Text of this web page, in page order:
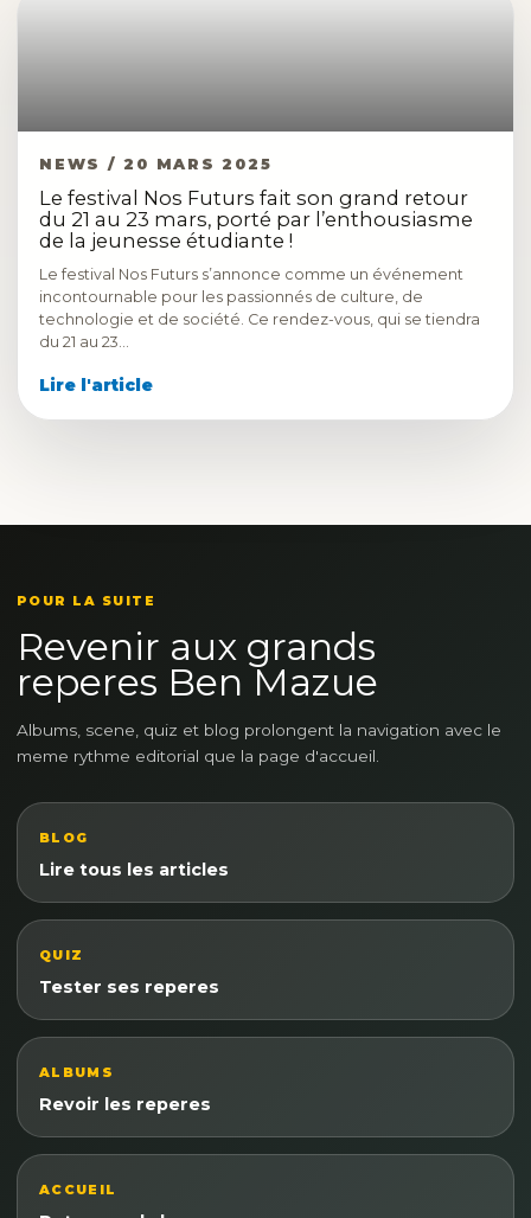
NEWS / 20 MARS 2025
Le festival Nos Futurs fait son grand retour
du 21 au 23 mars, porté par l’enthousiasme
de la jeunesse étudiante !
Le festival Nos Futurs s’annonce comme un événement
incontournable pour les passionnés de culture, de
technologie et de société. Ce rendez-vous, qui se tiendra
du 21 au 23…
Lire l'article
POUR LA SUITE
Revenir aux grands
reperes Ben Mazue
Albums, scene, quiz et blog prolongent la navigation avec le
meme rythme editorial que la page d'accueil.
BLOG
Lire tous les articles
QUIZ
Tester ses reperes
ALBUMS
Revoir les reperes
ACCUEIL